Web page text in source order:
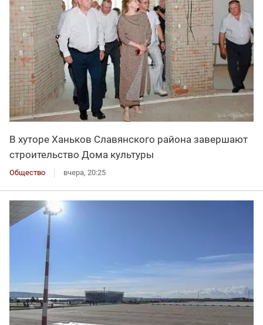
В хуторе Ханьков Славянского района завершают
строительство Дома культуры
Общество вчера, 20:25